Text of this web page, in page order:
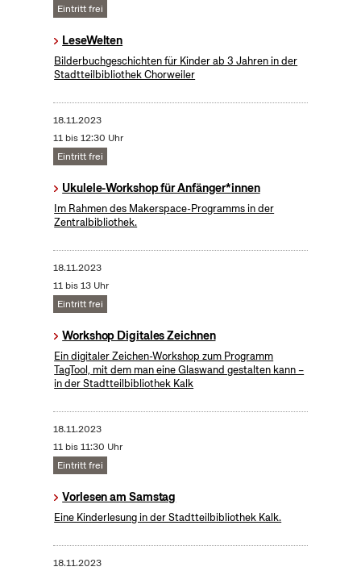
Eintritt frei
LeseWelten
Bilderbuchgeschichten für Kinder ab 3 Jahren in der
Stadtteilbibliothek Chorweiler
18.11.2023
11 bis 12:30 Uhr
Eintritt frei
Ukulele-Workshop für Anfänger*innen
Im Rahmen des Makerspace-Programms in der
Zentralbibliothek.
18.11.2023
11 bis 13 Uhr
Eintritt frei
Workshop Digitales Zeichnen
Ein digitaler Zeichen-Workshop zum Programm
TagTool, mit dem man eine Glaswand gestalten kann –
in der Stadtteilbibliothek Kalk
18.11.2023
11 bis 11:30 Uhr
Eintritt frei
Vorlesen am Samstag
Eine Kinderlesung in der Stadtteilbibliothek Kalk.
18.11.2023